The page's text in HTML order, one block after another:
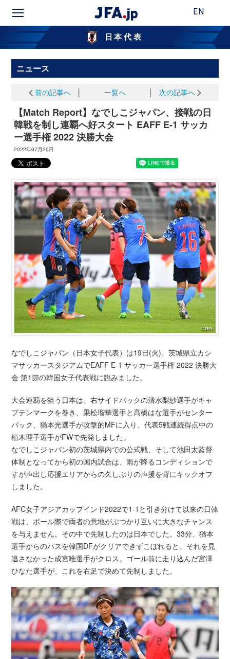
EN
日本代表
ニュース
前の記事へ 一覧へ 次の記事へ
【Match Report】なでしこジャパン、接戦の日
韓戦を制し連覇へ好スタート EAFF E-1 サッカ
ー選手権 2022 決勝大会
2022年07月20日
なでしこジャパン（日本女子代表）は19日(火)、茨城県立カシ
マサッカースタジアムでEAFF E-1 サッカー選手権 2022 決勝大
会 第1節の韓国女子代表戦に臨みました。
大会連覇を狙う日本は、右サイドバックの清水梨紗選手がキャ
プテンマークを巻き、乗松瑠華選手と高橋はな選手がセンター
バック、猶本光選手が攻撃的MFに入り、代表5戦連続得点中の
植木理子選手がFWで先発しました。
なでしこジャパン初の茨城県内での公式戦、そして池田太監督
体制となってから初の国内試合は、雨が降るコンディションで
すが声出し応援エリアからの久しぶりの声援を背にキックオフ
しました。
AFC女子アジアカップインド2022で1-1と引き分けて以来の日韓
戦は、ボール際で両者の意地がぶつかり互いに大きなチャンス
を与えません。その中で先制したのは日本でした。33分、猶本
選手からのパスを韓国DFがクリアできずこぼれると、それを見
逃さなかった成宮唯選手がクロス。ゴール前に走り込んだ宮澤
ひなた選手が、これを右足で決めて先制しました。